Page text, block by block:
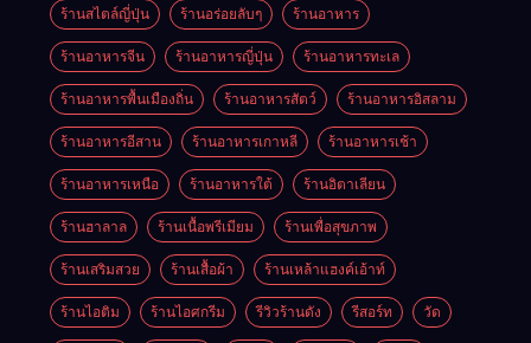
ร้านสไตล์ญี่ปุ่น ร้านอร่อยลับๆ ร้านอาหาร
ร้านอาหารจีน ร้านอาหารญี่ปุ่น ร้านอาหารทะเล
ร้านอาหารพื้นเมืองถิ่น ร้านอาหารสัตว์ ร้านอาหารอิสลาม
ร้านอาหารอีสาน ร้านอาหารเกาหลี ร้านอาหารเช้า
ร้านอาหารเหนือ ร้านอาหารใต้ ร้านอิตาเลียน
ร้านฮาลาล ร้านเนื้อพรีเมียม ร้านเพื่อสุขภาพ
ร้านเสริมสวย ร้านเสื้อผ้า ร้านเหล้าแฮงค์เอ้าท์
ร้านไอติม ร้านไอศกรีม รีวิวร้านดัง รีสอร์ท วัด